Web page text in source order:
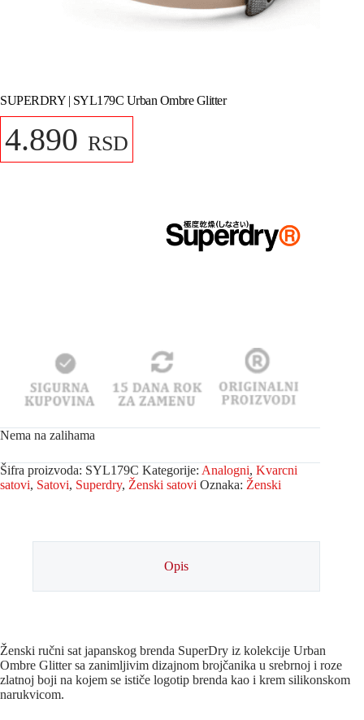
SUPERDRY | SYL179C Urban Ombre Glitter
4.890 RSD
Nema na zalihama
Šifra proizvoda: SYL179C Kategorije: Analogni, Kvarcni
satovi, Satovi, Superdry, Ženski satovi Oznaka: Ženski
Opis
Ženski ručni sat japanskog brenda SuperDry iz kolekcije Urban
Ombre Glitter sa zanimljivim dizajnom brojčanika u srebrnoj i roze
zlatnoj boji na kojem se ističe logotip brenda kao i krem silikonskom
narukvicom.